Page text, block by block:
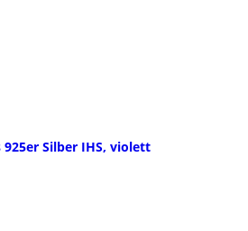
Silber IHS, violett